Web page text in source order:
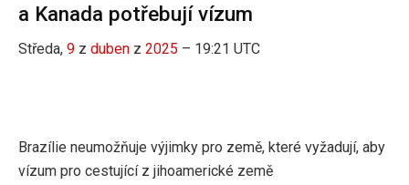
a Kanada potřebují vízum
Středa, 9 z duben z 2025 – 19:21 UTC
Brazílie neumožňuje výjimky pro země, které vyžadují, aby
vízum pro cestující z jihoamerické země